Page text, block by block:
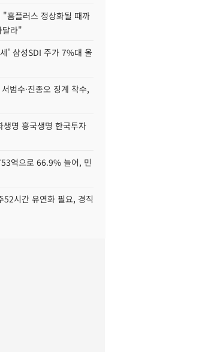
홈플러스 정상화될 때까
달라"
' 삼성SDI 주가 7%대 올
범수·진종오 징계 착수,
명 흥국생명 한국투자
억으로 66.9% 늘어, 민
시간 유연화 필요, 경직